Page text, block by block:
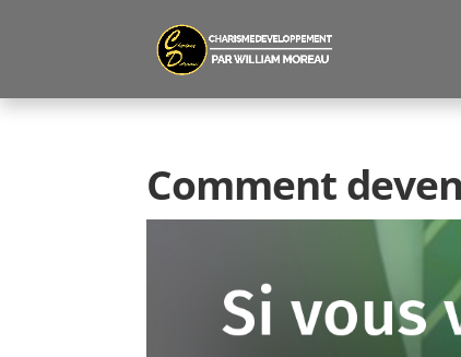
Comment